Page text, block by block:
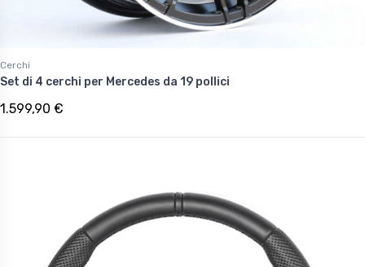
Cerchi
Set di 4 cerchi per Mercedes da 19 pollici
1.599,90 €